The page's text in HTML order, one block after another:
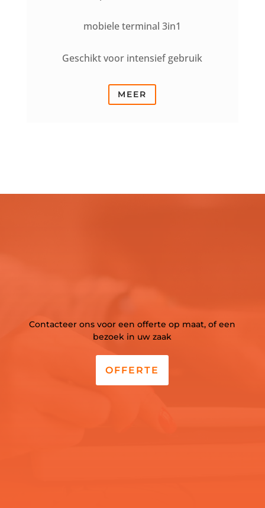
mobiele terminal 3in1
Geschikt voor intensief gebruik
MEER
Contacteer ons voor een offerte op maat, of een
bezoek in uw zaak
OFFERTE